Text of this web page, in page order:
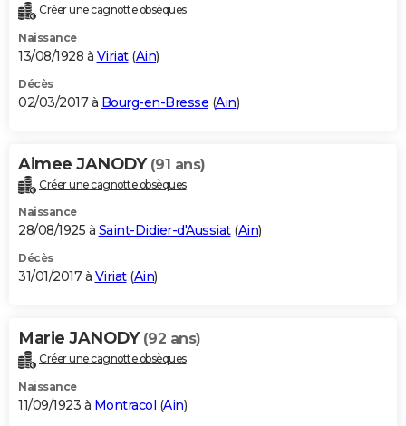
Créer une cagnotte obsèques
Naissance
13/08/1928 à Viriat(Ain)
Décès
02/03/2017 à Bourg-en-Bresse (Ain)
Aimee JANODY (91 ans)
Créer une cagnotte obsèques
Naissance
28/08/1925 à Saint-Didier-d'Aussiat(Ain)
Décès
31/01/2017 à Viriat(Ain)
Marie JANODY (92 ans)
Créer une cagnotte obsèques
Naissance
11/09/1923 à Montracol (Ain)